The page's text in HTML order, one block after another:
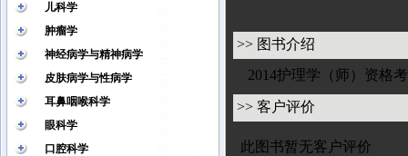
儿科学
肿瘤学
神经病学与精神病学
皮肤病学与性病学
耳鼻咽喉科学
眼科学
口腔科学
>> 图书介绍
2014护理学（师）资格
>> 客户评价
此图书暂无客户评价